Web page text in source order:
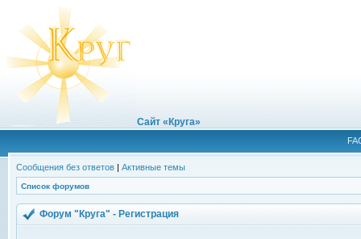
Сайт «Круга»
Сообщения без ответов | Активные темы
Список форумов
Форум "Круга" - Регистрация